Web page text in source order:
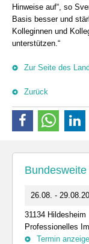
Hinweise auf“, so
Basis besser und
Kolleginnen und
unterstützen.“
Zur Seite des
Zurück
26.08. -
31134 Hildesheim
Professionelles
Termin